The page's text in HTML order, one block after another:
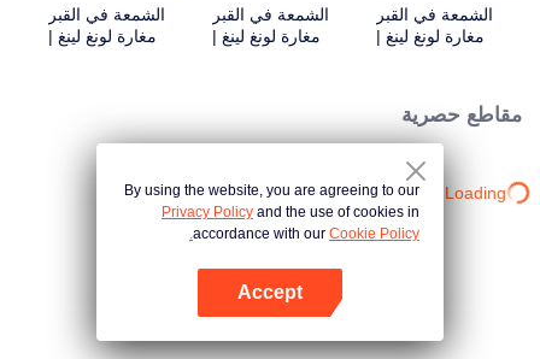
الشمعة في القبر
مغارة لونغ لينغ |
الشمعة في القبر
مغارة لونغ لينغ |
الشمعة في القبر
مغارة لونغ لينغ |
مقاطع حصرية
Loading…
By using the website, you are agreeing to our
Privacy Policy and the use of cookies in
accordance with our Cookie Policy.
Accept